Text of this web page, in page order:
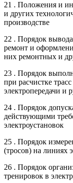
21 . Положения и
и других
производстве
22 . Порядок
ремонт и
них ремонтных и
23 . Порядок
при расчистке
электропередачи и
24 . Порядок
действующими
электроустановок
25 . Порядок
(тросов) на линиях
26 . Порядок
тренировок в